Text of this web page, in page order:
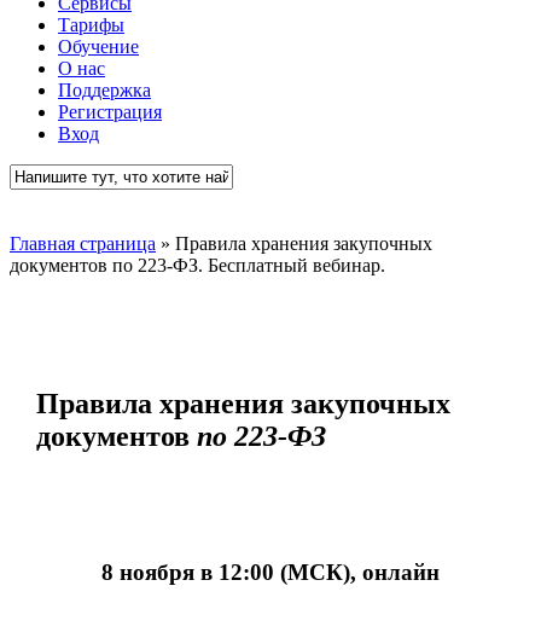
Тарифы
Обучение
О нас
Поддержка
Регистрация
Вход
Главная страница » Правила хранения закупочных
документов по 223-ФЗ. Бесплатный вебинар.
Правила хранения закупочных
документов по 223-ФЗ
8 ноября в 12:00 (МСК), онлайн